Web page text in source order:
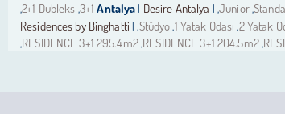
,2+1 Dubleks ,3+1 Antalya Desire Antalya | ,Junior,
Residences by Binghatti | ,Stüdyo,1 Yatak Odası ,2 Yatak
,RESIDENCE 3+1 295.4m2,RESIDENCE 3+1 204.5m2,